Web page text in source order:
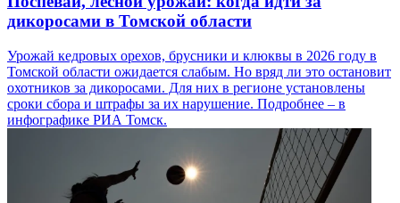
дикоросами в Томской области
Урожай кедровых орехов, брусники и клюквы в 2026 году в
Томской области ожидается слабым. Но вряд ли это остановит
охотников за дикоросами. Для них в регионе установлены
сроки сбора и штрафы за их нарушение. Подробнее – в
инфографике РИА Томск.